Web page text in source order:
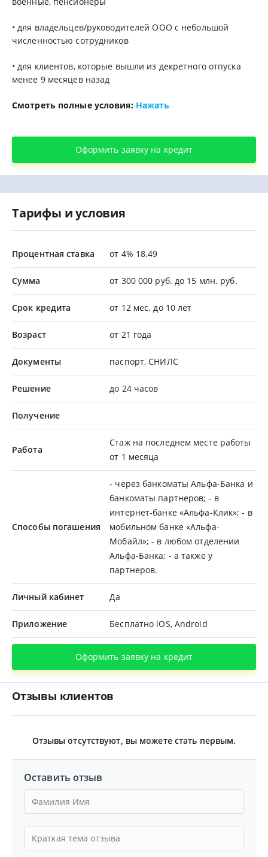
• для владельцев/руководителей ООО с небольшой
численностью сотрудников
• для клиентов, которые вышли из декретного отпуска
менее 9 месяцев назад
Смотреть полные условия: Нажать
Оформить заявку на кредит
Тарифы и условия
Процентная ставка от 4% 18.49
Сумма от 300 000 руб. до 15 млн. руб.
Срок кредита от 12 мес. до 10 лет
Возраст от 21 года
Документы паспорт, СНИЛС
Решение до 24 часов
Получение
Работа
Стаж на последнем месте работы
от 1 месяца
Способы погашения
- через банкоматы Альфа-Банка и
банкоматы партнеров; - в
интернет-банке «Альфа-Клик»; - в
мобильном банке «Альфа-
Мобайл»; - в любом отделении
Альфа-Банка; - а также у
партнеров.
Личный кабинет Да
Приложение Бесплатно iOS, Android
Оформить заявку на кредит
Отзывы клиентов
Отзывы отсутствуют, вы можете стать первым.
Оставить отзыв